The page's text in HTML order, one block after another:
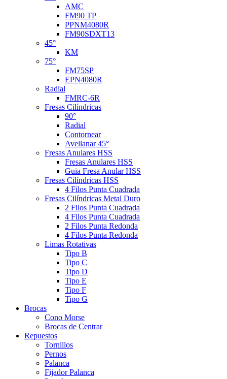
AMC
FM90 TP
PPNM4080R
FM90SDXT13
45°
KM
75°
FM75SP
EPN4080R
Radial
FMRC-6R
Fresas Cilíndricas
90°
Radial
Contornear
Avellanar 45°
Fresas Anulares HSS
Fresas Anulares HSS
Guia Fresa Anular HSS
Fresas Cilíndricas HSS
4 Filos Punta Cuadrada
Fresas Cilíndricas Metal Duro
2 Filos Punta Cuadrada
4 Filos Punta Cuadrada
2 Filos Punta Redonda
4 Filos Punta Redonda
Limas Rotativas
Tipo B
Tipo C
Tipo D
Tipo E
Tipo F
Tipo G
Brocas
Cono Morse
Brocas de Centrar
Repuestos
Tornillos
Pernos
Palanca
Fijador Palanca